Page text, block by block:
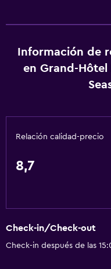
Información de
en Grand-Hôtel
Relación calidad-precio
8,7
Check-in/Check-out
Check-in después de las